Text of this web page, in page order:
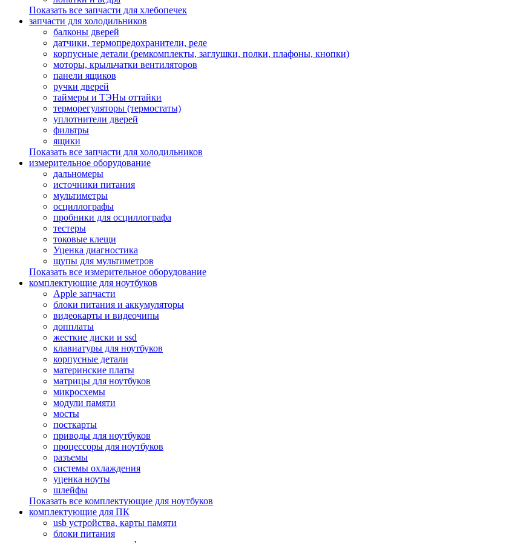
Показать все запчасти для хлебопечек
запчасти для холодильников
балконы дверей
датчики, термопредохранители, реле
корпусные детали (ремкомплекты, заглушки, полки, плафоны, кнопки)
моторы, крыльчатки вентиляторов
панели ящиков
ручки дверей
таймеры и ТЭНы оттайки
терморегуляторы (термостаты)
уплотнители дверей
фильтры
ящики
Показать все запчасти для холодильников
измерительное оборудование
дальномеры
источники питания
мультиметры
осциллографы
пробники для осциллографа
тестеры
токовые клещи
Уценка диагностика
щупы для мультиметров
Показать все измерительное оборудование
комплектующие для ноутбуков
Apple запчасти
блоки питания и аккумуляторы
видеокарты и видеочипы
допплаты
жесткие диски и ssd
клавиатуры для ноутбуков
корпусные детали
материнские платы
матрицы для ноутбуков
микросхемы
модули памяти
мосты
посткарты
приводы для ноутбуков
процессоры для ноутбуков
разъемы
системы охлаждения
уценка ноуты
шлейфы
Показать все комплектующие для ноутбуков
комплектующие для ПК
usb устройства, карты памяти
блоки питания